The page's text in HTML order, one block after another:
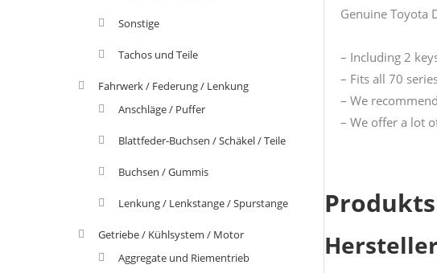
Genuine Toyota
– Including 2
– Fits all 70
– We
– We offer a lot
Sonstige
Tachos und Teile
Fahrwerk / Federung / Lenkung
Anschläge / Puffer
Blattfeder-Buchsen / Schäkel / Teile
Buchsen / Gummis
Lenkung / Lenkstange / Spurstange
Getriebe / Kühlsystem / Motor
Aggregate und Riementrieb